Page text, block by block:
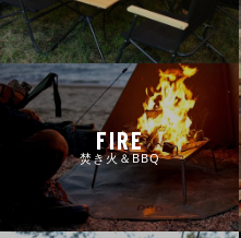
FIRE
焚き火＆BBQ